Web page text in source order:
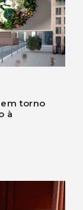
torno
à